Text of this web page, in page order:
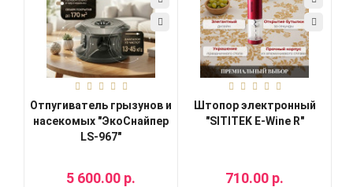
Отпугиватель грызунов и
насекомых "ЭкоСнайпер
LS-967"
5 600.00 р.
Штопор электронный
"SITITEK E-Wine R"
710.00 р.